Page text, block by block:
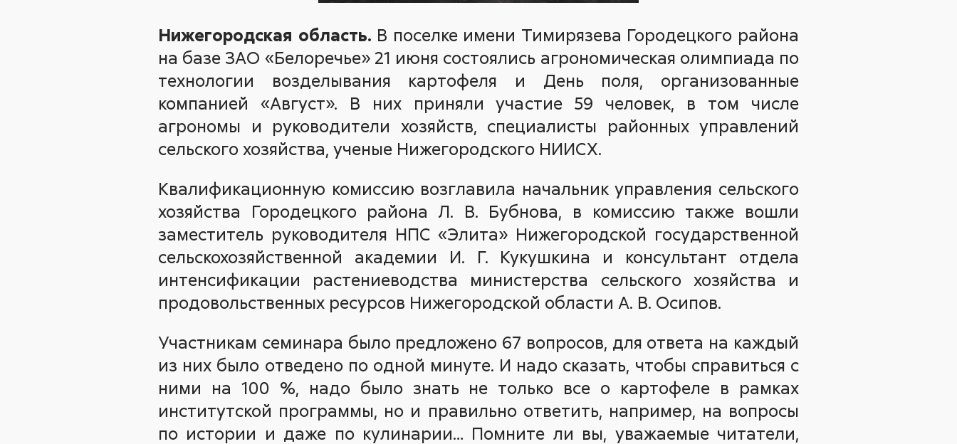
Нижегородская область. В поселке имени Тимирязева Городецкого района
на базе ЗАО «Белоречье» 21 июня состоялись агрономическая олимпиада по
технологии возделывания картофеля и День поля, организованные
компанией «Август». В них приняли участие 59 человек, в том числе
агрономы и руководители хозяйств, специалисты районных управлений
сельского хозяйства, ученые Нижегородского НИИСХ.
Квалификационную комиссию возглавила начальник управления сельского
хозяйства Городецкого района Л. В. Бубнова, в комиссию также вошли
заместитель руководителя НПС «Элита» Нижегородской государственной
сельскохозяйственной академии И. Г. Кукушкина и консультант отдела
интенсификации растениеводства министерства сельского хозяйства и
продовольственных ресурсов Нижегородской области А. В. Осипов.
Участникам семинара было предложено 67 вопросов, для ответа на каждый
из них было отведено по одной минуте. И надо сказать, чтобы справиться с
ними на 100 %, надо было знать не только все о картофеле в рамках
институтской программы, но и правильно ответить, например, на вопросы
по истории и даже по кулинарии… Помните ли вы, уважаемые читатели,